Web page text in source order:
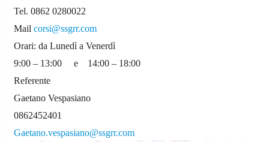
Tel. 0862 0280022
Mail corsi@ssgrr.com
Orari: da Lunedì a Venerdì
9:00 – 13:00 e 14:00 – 18:00
Referente
Gaetano Vespasiano
0862452401
Gaetano.vespasiano@ssgrr.com